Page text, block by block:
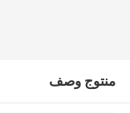
منتوج وصف